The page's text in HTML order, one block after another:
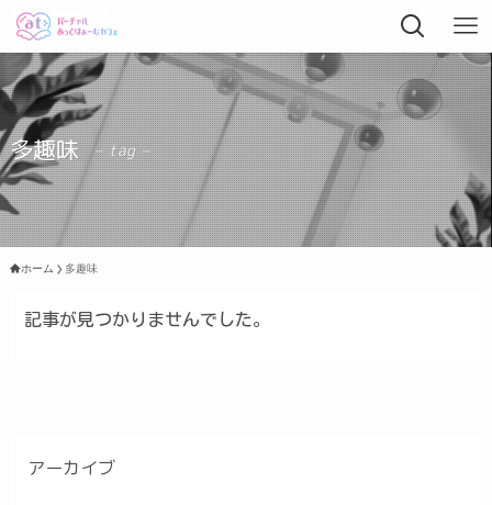
多趣味 – tag –
ホーム 多趣味
記事が見つかりませんでした。
アーカイブ